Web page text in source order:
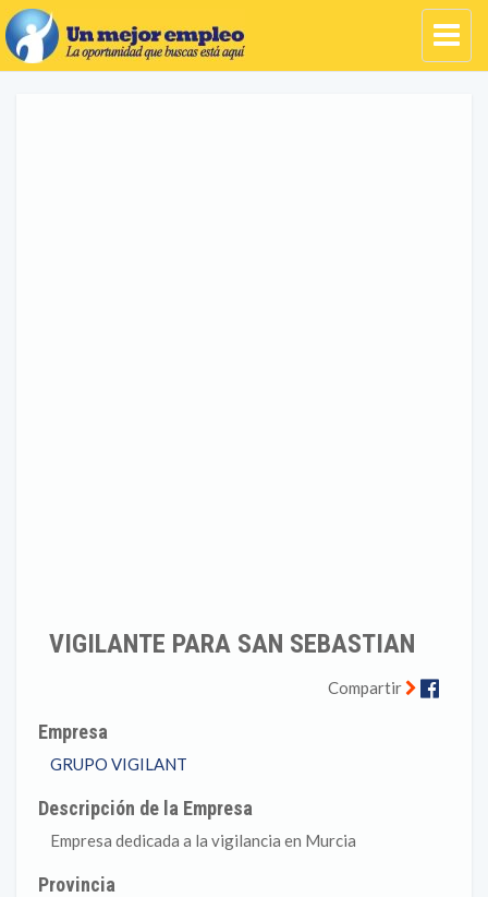
VIGILANTE PARA SAN SEBASTIAN
Compartir
Empresa
GRUPO VIGILANT
Descripción de la Empresa
Empresa dedicada a la vigilancia en Murcia
Provincia